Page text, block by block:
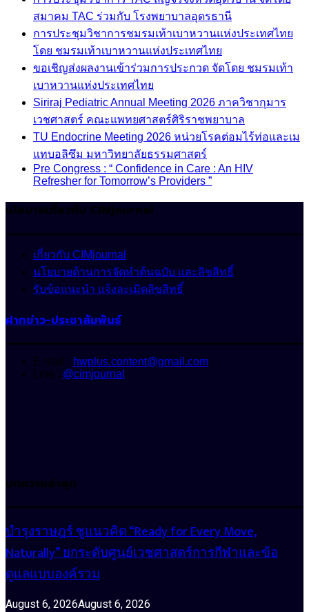
สมาคม TAC ร่วมกับ โรงพยาบาลอุดรธานี
การประชุมวิชาการชมรมเท้าเบาหวานแห่งประเทศไทย
โดย ชมรมเท้าเบาหวานแห่งประเทศไทย
ขอเชิญส่งผลงานเข้าร่วมการประกวด จัดโดย ชมรมเท้า
เบาหวานแห่งประเทศไทย
Siriraj Pediatric Annual Meeting 2026 ภาควิชากุมาร
เวชศาสตร์ คณะแพทยศาสตร์ศิริราชพยาบาล
TU Endocrine Meeting 2026 หน่วยโรคต่อมไร้ท่อและเม
แทบอลิซึม มหาวิทยาลัยธรรมศาสตร์
Pre Congress : “ Confidence in Care : An HIV
Refresher for Tomorrow’s Providers ”
นโยบายเกี่ยวกับ CIMjournal
เกี่ยวกับ CIMjournal
นโยบายด้านการจัดทำต้นฉบับ และลิขสิทธิ์
รับข้อแนะนำ แจ้งละเมิดลิขสิทธิ์
ฝากข่าว-ประชาสัมพันธ์
E-mail : hwplus.content@gmail.com
Line : @cimjournal
บทความล่าสุด
บำรุงราษฎร์ ชูแนวคิด “Ready for Every Move,
Naturally” ยกระดับศูนย์เวชศาสตร์การกีฬาและข้อ
ดูแลแบบองค์รวม
August 6, 2026August 6, 2026